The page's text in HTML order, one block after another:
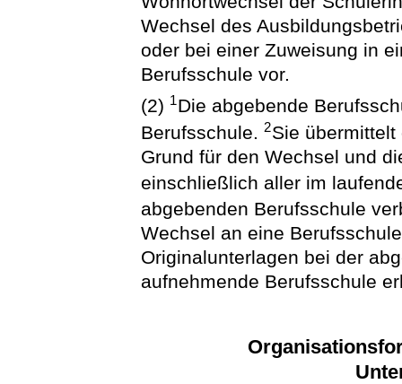
Wechsel des
oder bei einer Zuweisung in
Berufsschule vor.
(2) 1Die abgebende
Berufsschule.2Sie
Grund für den Wechsel und
einschließlich aller im
abgebenden Berufsschule
Wechsel an eine
Originalunterlagen bei der
aufnehmende Berufsschule